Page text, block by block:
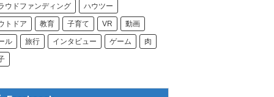
ウドファンディング ハウツー
トドア 教育 子育て VR 動画
ル 旅行 インタビュー ゲーム 肉